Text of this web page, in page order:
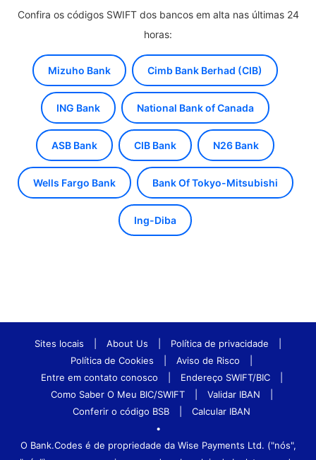
Confira os códigos SWIFT dos bancos em alta nas últimas 24
horas:
Mizuho Bank Cimb Bank Berhad (CIB)
ING Bank National Bank of Canada
ASB Bank CIB Bank N26 Bank
Wells Fargo Bank Bank Of Tokyo-Mitsubishi
Ing-Diba
Sites locais About Us Política de privacidade
Política de Cookies
Aviso de Risco
Entre em contato conosco
Endereço SWIFT/BIC
Como Saber O Meu BIC/SWIFT
Validar IBAN
Conferir o código BSB
Calcular IBAN
•
O Bank.Codes é de propriedade da Wise Payments Ltd. ("nós",